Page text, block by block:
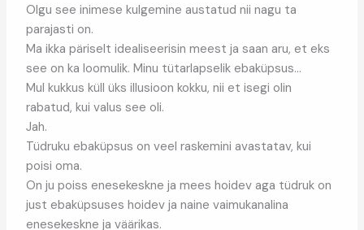
Olgu see inimese kulgemine austatud nii nagu ta
parajasti on.
Ma ikka päriselt idealiseerisin meest ja saan aru, et eks
see on ka loomulik. Minu tütarlapselik ebaküpsus…
Mul kukkus küll üks illusioon kokku, nii et isegi olin
rabatud, kui valus see oli.
Jah.
Tüdruku ebaküpsus on veel raskemini avastatav, kui
poisi oma.
On ju poiss enesekeskne ja mees hoidev aga tüdruk on
just ebaküpsuses hoidev ja naine vaimukanalina
enesekeskne ja väärikas.